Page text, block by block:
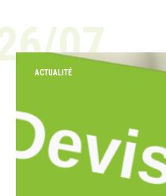
07
ACTUALITÉ